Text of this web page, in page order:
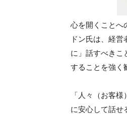
心を開くことへ
ドン氏は、経
に」話すべきこ
することを強く
「人々（お客
に安心して話せ